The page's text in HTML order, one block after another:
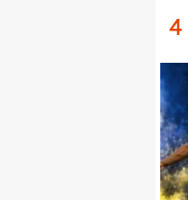
4